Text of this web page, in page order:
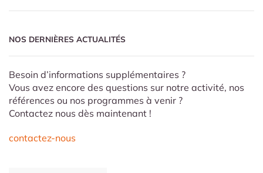
NOS DERNIÈRES ACTUALITÉS
Besoin d’informations supplémentaires ?
Vous avez encore des questions sur notre activité, nos
références ou nos programmes à venir ?
Contactez nous dès maintenant !
contactez-nous